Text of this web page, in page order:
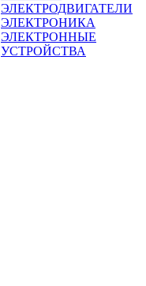
ЭЛЕКТРОДВИГАТЕЛИ
ЭЛЕКТРОНИКА
ЭЛЕКТРОННЫЕ
УСТРОЙСТВА